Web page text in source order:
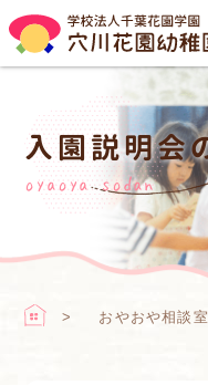
入園説明会
oyaoya sodan
おやおや相談室